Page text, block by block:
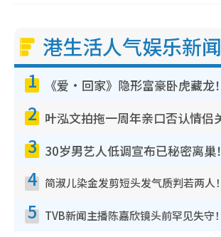
港生活人气娱乐新闻
1
2
3
4
5